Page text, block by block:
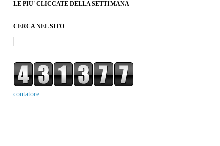
LE PIU' CLICCATE DELLA SETTIMANA
CERCA NEL SITO
contatore